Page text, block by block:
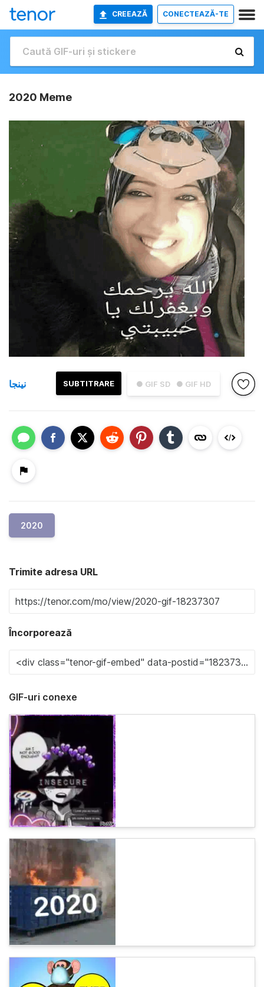
CREEAZĂ CONECTEAZĂ-TE
2020 Meme
● GIF SD ● GIF HD
SUBTITRARE نينجا
2020
Trimite adresa URL
Încorporează
GIF-uri conexe